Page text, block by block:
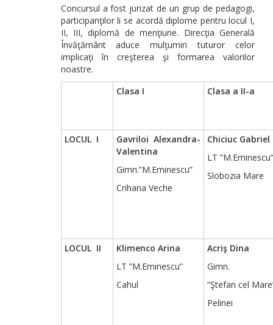
Concursul a fost jurizat de un grup de pedagogi,
participanţilor li se acordă diplome pentru locul I,
II, III, diplomă de menţiune. Direcţia Generală
Învăţământ aduce mulţumiri tuturor celor
implicaţi în creşterea şi formarea valorilor
noastre.
Clasa I
Clasa a II-a
LOCUL I
Gavriloi Alexandra-
Valentina
Gimn.”M.Eminescu”
Crihana Veche
Chiciuc Gabriel
LT ”M.Eminescu”
Slobozia Mare
LOCUL II
Klimenco Arina
LT ”M.Eminescu”
Cahul
Acriş Dina
Gimn.
”Ştefan cel
Pelinei